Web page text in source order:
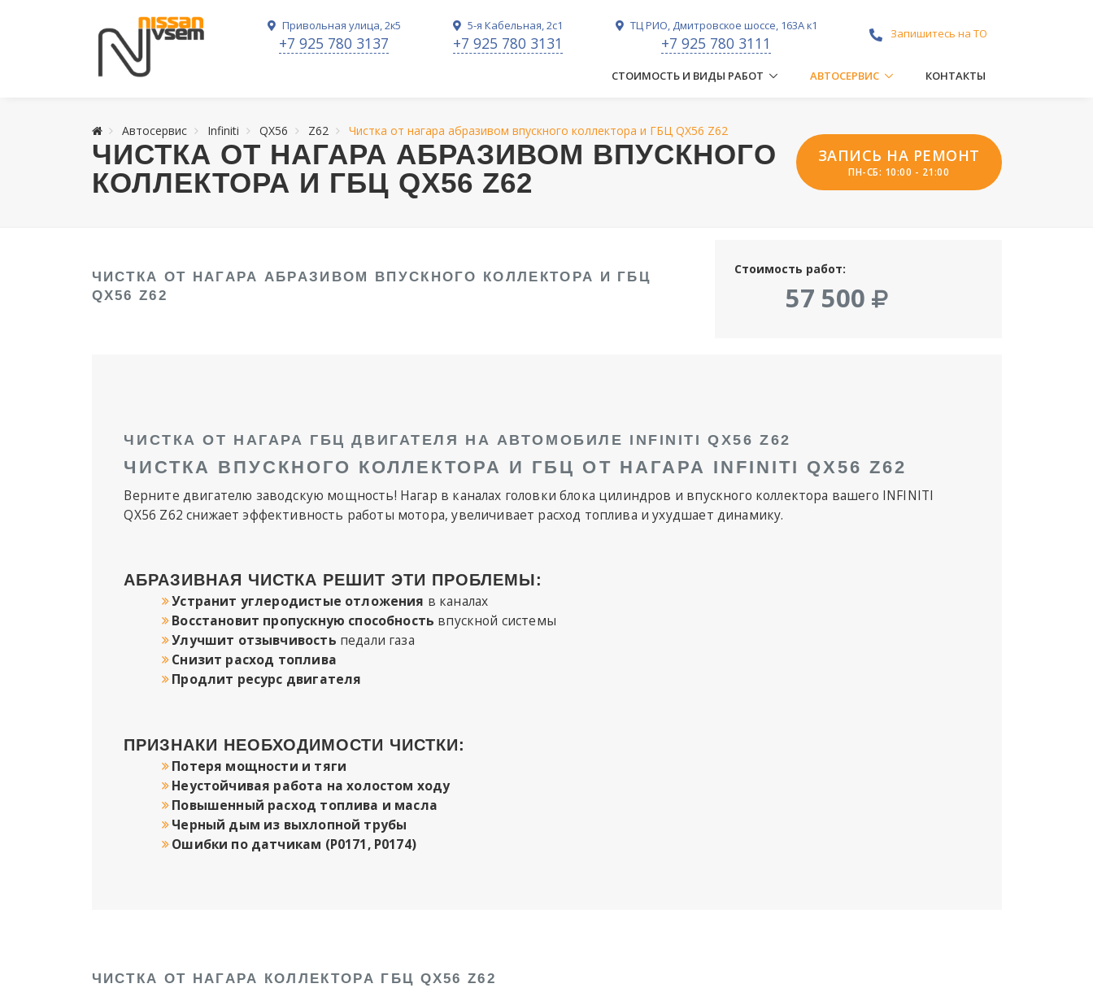
Привольная улица, 2к5
+7 925 780 3137
5-я Кабельная, 2с1
+7 925 780 3131
ТЦ РИО, Дмитровское шоссе, 163А к1
+7 925 780 3111
Запишитесь на ТО
СТОИМОСТЬ И ВИДЫ РАБОТ АВТОСЕРВИС КОНТАКТЫ
Автосервис Infiniti QX56 Z62 Чистка от нагара абразивом впускного коллектора и ГБЦ QX56 Z62
ЧИСТКА ОТ НАГАРА АБРАЗИВОМ ВПУСКНОГО
КОЛЛЕКТОРА И ГБЦ QX56 Z62
ЗАПИСЬ НА РЕМОНТ
ПН-СБ: 10:00 - 21:00
ЧИСТКА ОТ НАГАРА АБРАЗИВОМ ВПУСКНОГО КОЛЛЕКТОРА И ГБЦ
QX56 Z62
Стоимость работ:
57 500
ЧИСТКА ОТ НАГАРА ГБЦ ДВИГАТЕЛЯ НА АВТОМОБИЛЕ INFINITI QX56 Z62
ЧИСТКА ВПУСКНОГО КОЛЛЕКТОРА И ГБЦ ОТ НАГАРА INFINITI QX56 Z62
Верните двигателю заводскую мощность! Нагар в каналах головки блока цилиндров и впускного коллектора вашего INFINITI
QX56 Z62 снижает эффективность работы мотора, увеличивает расход топлива и ухудшает динамику.
АБРАЗИВНАЯ ЧИСТКА РЕШИТ ЭТИ ПРОБЛЕМЫ:
Устранит углеродистые отложения в каналах
Восстановит пропускную способность впускной системы
Улучшит отзывчивость педали газа
Снизит расход топлива
Продлит ресурс двигателя
ПРИЗНАКИ НЕОБХОДИМОСТИ ЧИСТКИ:
Потеря мощности и тяги
Неустойчивая работа на холостом ходу
Повышенный расход топлива и масла
Черный дым из выхлопной трубы
Ошибки по датчикам (P0171, P0174)
ЧИСТКА ОТ НАГАРА КОЛЛЕКТОРА ГБЦ QX56 Z62